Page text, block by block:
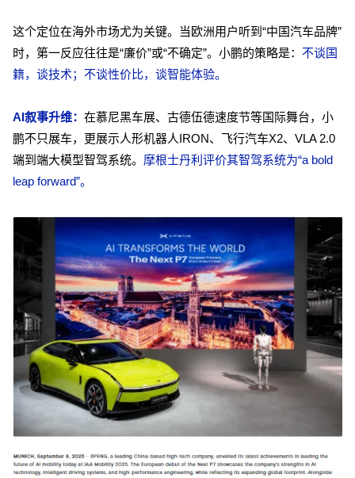
这个定位在海外市场尤为关键。当欧洲用户听到“中国汽车品牌”
时，第一反应往往是“廉价”或“不确定”。小鹏的策略是： 不谈国
籍，谈技术；不谈性价比，谈智能体验。
AI叙事升维： 在慕尼黑车展、古德伍德速度节等国际舞台，小
鹏不只展车，更展示人形机器人IRON、飞行汽车X2、VLA 2.0
端到端大模型智驾系统。 摩根士丹利评价其智驾系统为“a bold
leap forward”。